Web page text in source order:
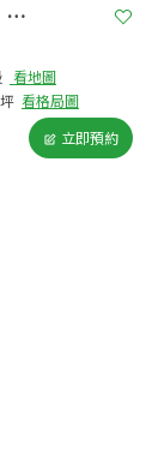
正風格
看地圖
看格局圖
立即預約